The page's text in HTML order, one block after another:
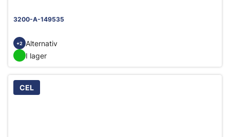
3200-A-149535
+2
Alternativ
I lager
CEL